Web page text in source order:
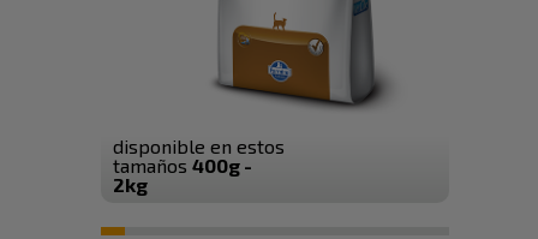
disponible en estos
tamaños 400g -
2kg